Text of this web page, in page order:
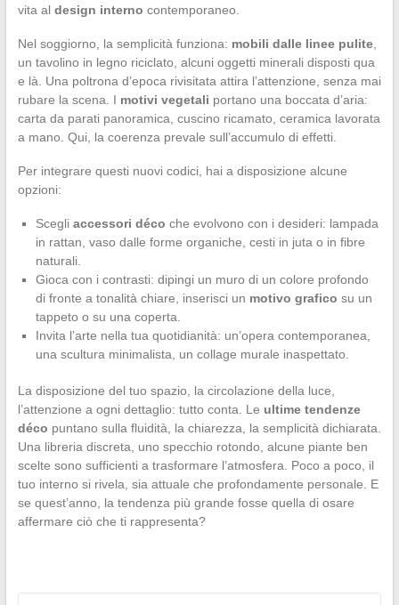
vita al design interno contemporaneo.
Nel soggiorno, la semplicità funziona: mobili dalle linee pulite,
un tavolino in legno riciclato, alcuni oggetti minerali disposti qua
e là. Una poltrona d’epoca rivisitata attira l’attenzione, senza mai
rubare la scena. I motivi vegetali portano una boccata d’aria:
carta da parati panoramica, cuscino ricamato, ceramica lavorata
a mano. Qui, la coerenza prevale sull’accumulo di effetti.
Per integrare questi nuovi codici, hai a disposizione alcune
opzioni:
Scegli accessori déco che evolvono con i desideri: lampada
in rattan, vaso dalle forme organiche, cesti in juta o in fibre
naturali.
Gioca con i contrasti: dipingi un muro di un colore profondo
di fronte a tonalità chiare, inserisci un motivo grafico su un
tappeto o su una coperta.
Invita l’arte nella tua quotidianità: un’opera contemporanea,
una scultura minimalista, un collage murale inaspettato.
La disposizione del tuo spazio, la circolazione della luce,
l’attenzione a ogni dettaglio: tutto conta. Le ultime tendenze
déco puntano sulla fluidità, la chiarezza, la semplicità dichiarata.
Una libreria discreta, uno specchio rotondo, alcune piante ben
scelte sono sufficienti a trasformare l’atmosfera. Poco a poco, il
tuo interno si rivela, sia attuale che profondamente personale. E
se quest’anno, la tendenza più grande fosse quella di osare
affermare ciò che ti rappresenta?